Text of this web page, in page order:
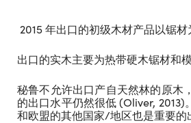
2015 年出口的初级木材产品以锯
出口的实木主要为热带硬木锯材和
秘鲁不允许出口产自天然林的原木
的出口水平仍然很低 (Oliver,
和欧盟的其他国家/地区也是重要的